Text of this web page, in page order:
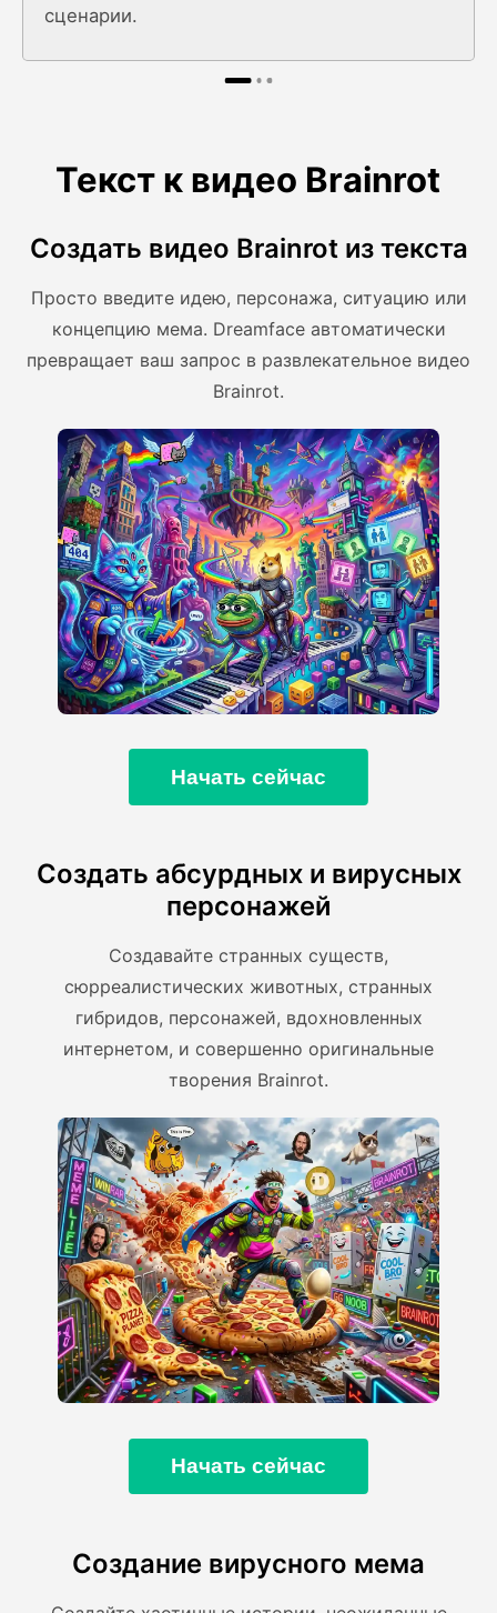
сценарии.
Текст к видео Brainrot
Создать видео Brainrot из текста
Просто введите идею, персонажа, ситуацию или
концепцию мема. Dreamface автоматически
превращает ваш запрос в развлекательное видео
Brainrot.
Начать сейчас
Создать абсурдных и вирусных
персонажей
Создавайте странных существ,
сюрреалистических животных, странных
гибридов, персонажей, вдохновленных
интернетом, и совершенно оригинальные
творения Brainrot.
Начать сейчас
Создание вирусного мема